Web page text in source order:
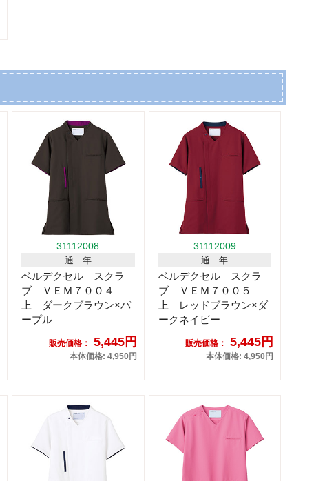
31112008
通 年
ベルデクセル スクラ
ブ ＶＥＭ７００４
上 ダークブラウン×パ
ープル
販売価格： 5,445円
本体価格: 4,950円
31112009
通 年
ベルデクセル スクラ
ブ ＶＥＭ７００５
上 レッドブラウン×ダ
ークネイビー
販売価格： 5,445円
本体価格: 4,950円